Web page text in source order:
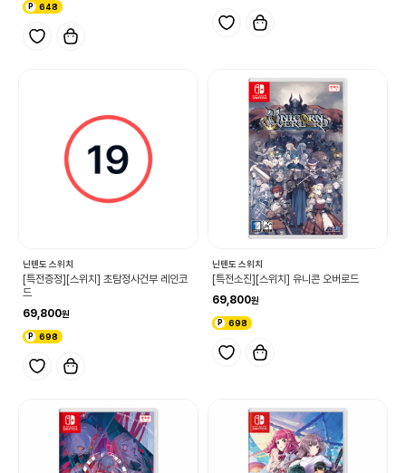
648
닌텐도 스위치
[특전증정][스위치] 초탐정사건부 레인코
드
69,800
698
닌텐도 스위치
[특전소진][스위치] 유니콘 오버로드
69,800
698